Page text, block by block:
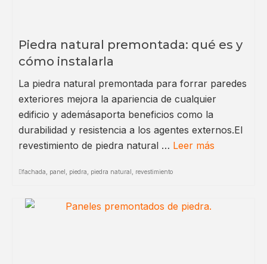
Piedra natural premontada: qué es y
cómo instalarla
La piedra natural premontada para forrar paredes
exteriores mejora la apariencia de cualquier
edificio y ademásaporta beneficios como la
durabilidad y resistencia a los agentes externos.El
revestimiento de piedra natural … Leer más
fachada panel piedra piedra natural revestimiento